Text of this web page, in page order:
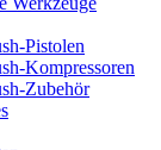
Pistolen
Kompressoren
Zubehör